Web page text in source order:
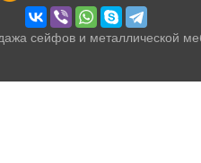
сейфов и металлической